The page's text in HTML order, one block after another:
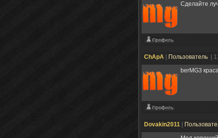
Сделайте
ChApA Пользователь
|
berMG3
Dovakin2011